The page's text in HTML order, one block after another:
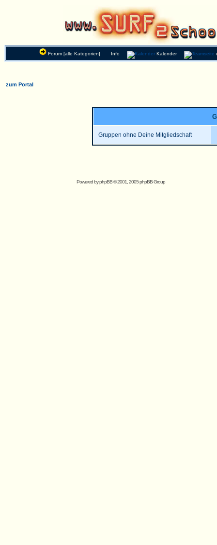
Forum [alle Kategorien] Info Kalender
zum Portal
Gruppen ohne Deine Mitgliedschaft
Powered byphpBB© 2001, 2005 phpBB Group